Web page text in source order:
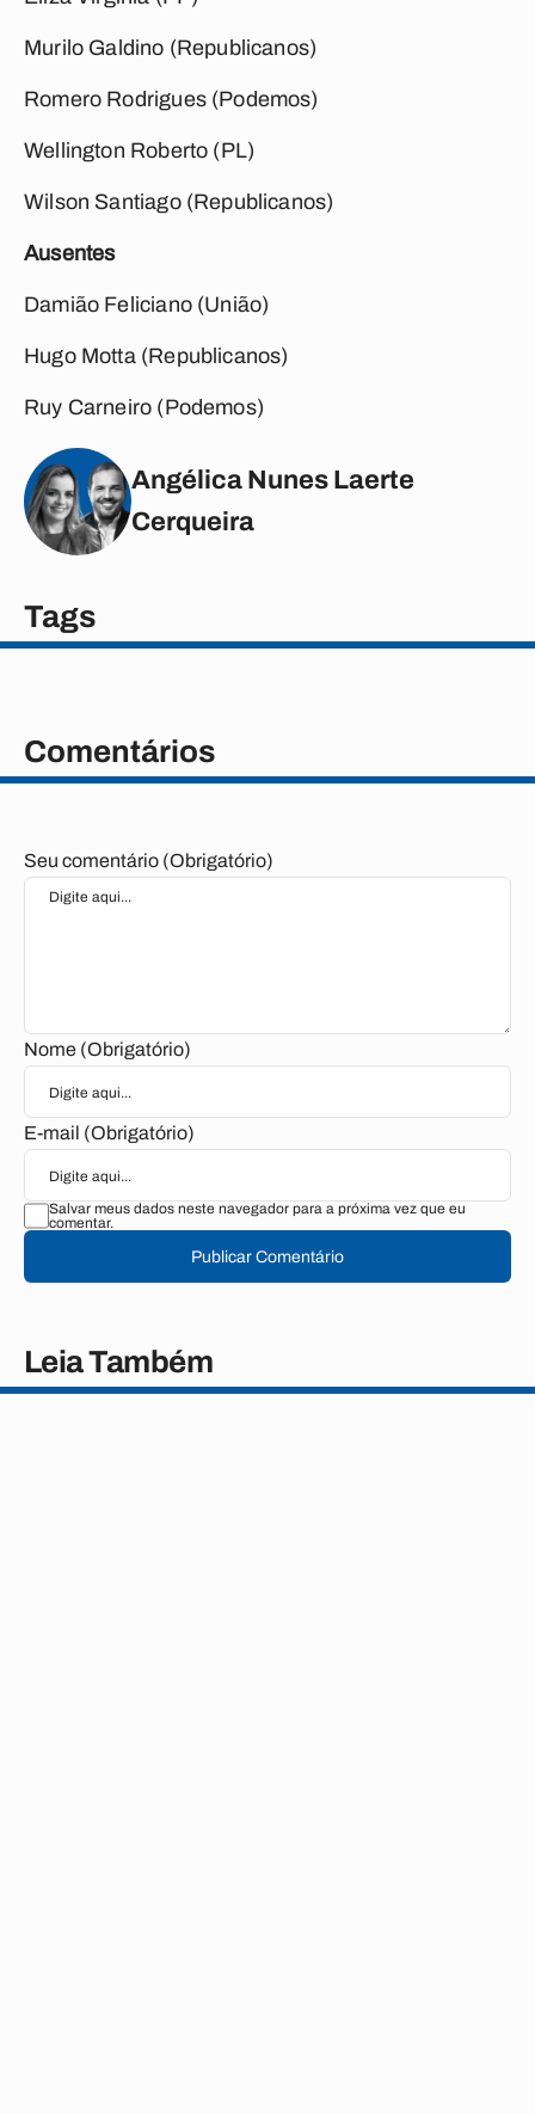
Murilo Galdino (Republicanos)
Romero Rodrigues (Podemos)
Wellington Roberto (PL)
Wilson Santiago (Republicanos)
Ausentes
Damião Feliciano (União)
Hugo Motta (Republicanos)
Ruy Carneiro (Podemos)
Angélica Nunes Laerte
Cerqueira
Tags
Comentários
Seu comentário (Obrigatório)
Nome (Obrigatório)
E-mail (Obrigatório)
Salvar meus dados neste navegador para a próxima vez que eu
comentar.
Publicar Comentário
Leia Também